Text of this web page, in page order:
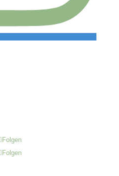
Folgen
Folgen